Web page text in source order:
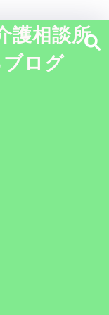
護相談所
ログ